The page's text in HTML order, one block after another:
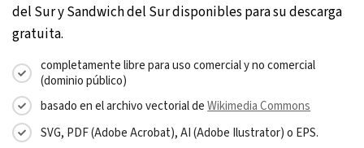
del Sur y Sandwich del Sur disponibles para su descarga
gratuita.
completamente libre para uso comercial y no comercial
(dominio público)
basado en el archivo vectorial deWikimedia Commons
SVG, PDF (Adobe Acrobat), AI (Adobe Ilustrator) o EPS.